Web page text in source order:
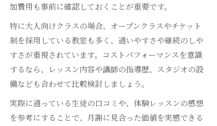
加費用も事前に確認しておくことが重要です。
特に大人向けクラスの場合、オープンクラスやチケット
制を採用している教室も多く、通いやすさや継続のしや
すさが重視されています。コストパフォーマンスを意識
するなら、レッスン内容や講師の指導歴、スタジオの設
備なども合わせて比較検討しましょう。
実際に通っている生徒の口コミや、体験レッスンの感想
を参考にすることで、月謝に見合った価値を実感できる